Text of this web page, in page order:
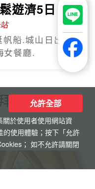
於使用者使用網站資
的使用體驗；按下「允許
； 如不允許請關閉
允許全部
遊濟5日
船.城山日出峰
女餐廳.